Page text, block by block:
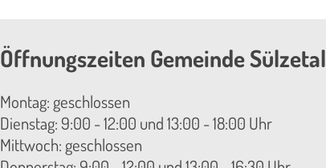
Öffnungszeiten Gemeinde Sülzetal
Montag: geschlossen
Dienstag: 9:00 - 12:00 und 13:00 - 18:00 Uhr
Mittwoch: geschlossen